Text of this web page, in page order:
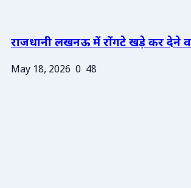
राजधानी लखनऊ में रोंगटे खड़े कर देने
May 18, 2026 0 48